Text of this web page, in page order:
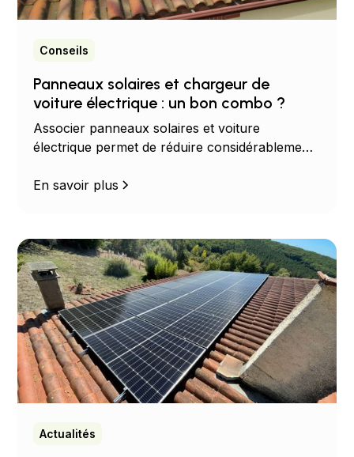
Conseils
Panneaux solaires et chargeur de
voiture électrique : un bon combo ?
Associer panneaux solaires et voiture
électrique permet de réduire considérablement
avantages, les économies possibles et les
En savoir plus
Actualités